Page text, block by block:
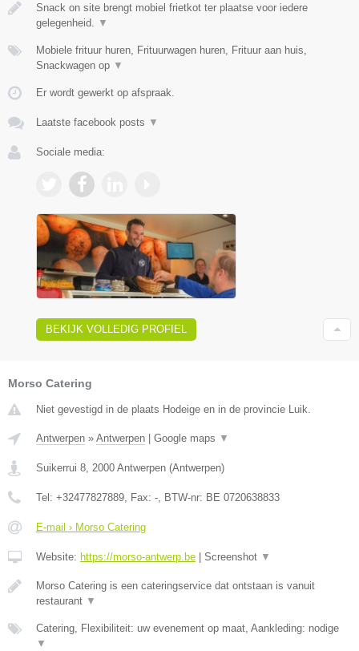
Snack on site brengt mobiel frietkot ter plaatse voor iedere
gelegenheid.
▼
Mobiele frituur huren, Frituurwagen huren, Frituur aan huis,
Snackwagen op ▼
Er wordt gewerkt op afspraak.
Laatste facebook posts ▼
Sociale media:
BEKIJK VOLLEDIG PROFIEL
Morso Catering
Niet gevestigd in de plaats Hodeige en in de provincie Luik.
Antwerpen » Antwerpen | Google maps ▼
Suikerrui 8 2000 Antwerpen (Antwerpen)
Tel: +32477827889 , Fax: - , BTW-nr: BE 0720638833
E-mail › Morso Catering
Website: https://morso-antwerp.be | Screenshot ▼
Morso Catering is een cateringservice dat ontstaan is vanuit
restaurant ▼
Catering, Flexibiliteit: uw evenement op maat, Aankleding: nodige
▼